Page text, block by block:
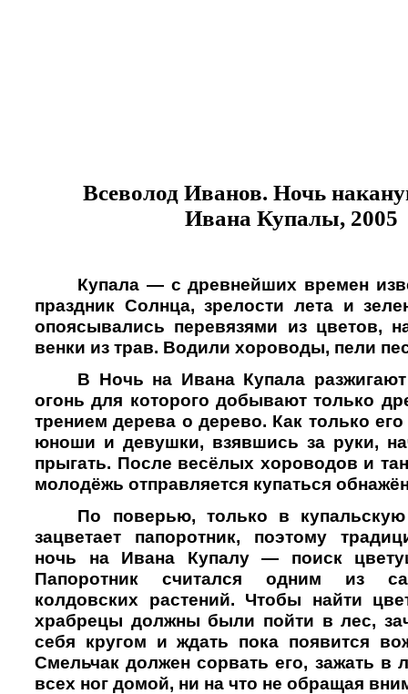
Всеволод Иванов. Ночь
Ивана Купалы, 2005
Купала — с древнейших времен
праздник Солнца, зрелости лета и
опоясывались перевязями из цветов,
венки из трав. Водили хороводы, пели
В Ночь на Ивана Купала
огонь для которого добывают только
трением дерева о дерево. Как только его
юноши и девушки, взявшись за руки,
прыгать. После весёлых хороводов и
молодёжь отправляется купаться
По поверью, только в
зацветает папоротник, поэтому
ночь на Ивана Купалу — поиск
Папоротник считался одним из
колдовских растений. Чтобы найти
храбрецы должны были пойти в лес,
себя кругом и ждать пока появится
Смельчак должен сорвать его, зажать в
всех ног домой, ни на что не обращая